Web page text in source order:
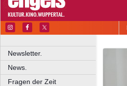
Newsletter.
News.
Fragen der Zeit